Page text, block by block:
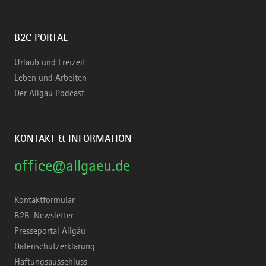
B2C PORTAL
Urlaub und Freizeit
Leben und Arbeiten
Der Allgäu Podcast
KONTAKT & INFORMATION
office@allgaeu.de
Kontaktformular
B2B-Newsletter
Presseportal Allgäu
Datenschutzerklärung
Haftungsausschluss